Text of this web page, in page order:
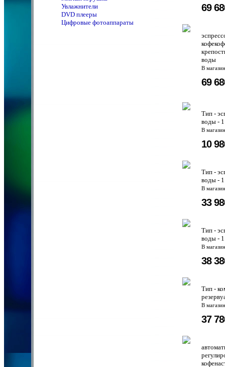
Увлажнители
DVD плееры
Цифровые фотоаппараты
69
воды
В
69
Тип -
воды -
В
10
Тип -
воды -
В
33
Тип -
воды -
В
38
Тип -
В
37